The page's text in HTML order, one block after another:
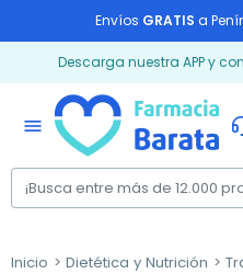
Envíos GRATIS a
Descarga nuestra APP y
menu
Inicio Dietética y Nutrición